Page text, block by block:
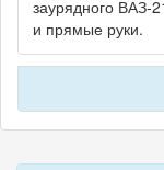
заурядного ВАЗ-
и прямые руки.